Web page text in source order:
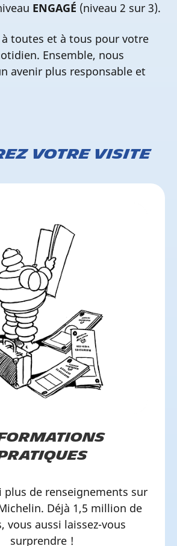
ENGAGÉ (niveau 2 sur 3).
toutes et à tous pour votre
Ensemble, nous
avenir plus responsable et
votre visite
plus de renseignements sur
Déjà 1,5 million de
vous aussi laissez-vous
surprendre !